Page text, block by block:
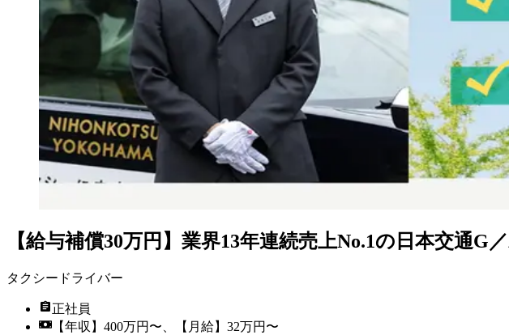
【給与補償30万円】業界13年連続売上No.1の日本交通
タクシードライバー
正社員
【年収】400万円〜、【月給】32万円〜